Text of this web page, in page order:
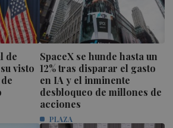
de
visto
SpaceX se hunde hasta un
12% tras disparar el gasto
en IA y el inminente
desbloqueo de millones de
acciones
PLAZA